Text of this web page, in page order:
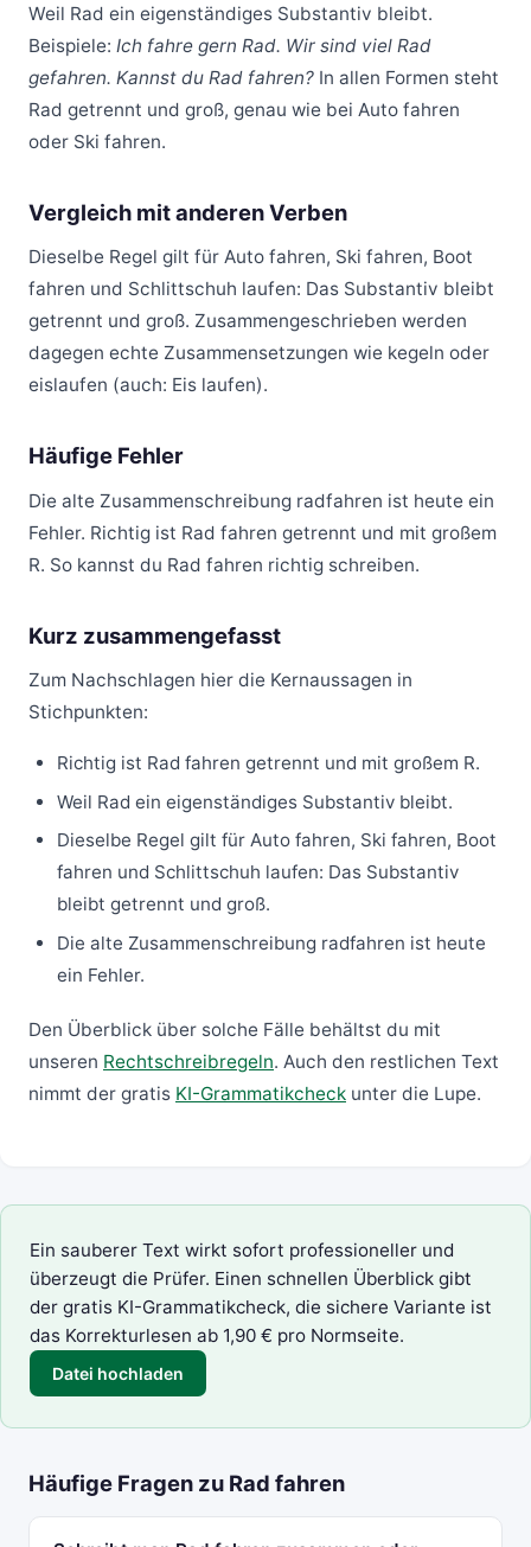
Weil Rad ein eigenständiges Substantiv bleibt.
Beispiele: Ich fahre gern Rad. Wir sind viel Rad
gefahren. Kannst du Rad fahren? In allen Formen steht
Rad getrennt und groß, genau wie bei Auto fahren
oder Ski fahren.
Vergleich mit anderen Verben
Dieselbe Regel gilt für Auto fahren, Ski fahren, Boot
fahren und Schlittschuh laufen: Das Substantiv bleibt
getrennt und groß. Zusammengeschrieben werden
dagegen echte Zusammensetzungen wie kegeln oder
eislaufen (auch: Eis laufen).
Häufige Fehler
Die alte Zusammenschreibung radfahren ist heute ein
Fehler. Richtig ist Rad fahren getrennt und mit großem
R. So kannst du Rad fahren richtig schreiben.
Kurz zusammengefasst
Zum Nachschlagen hier die Kernaussagen in
Stichpunkten:
Richtig ist Rad fahren getrennt und mit großem R.
Weil Rad ein eigenständiges Substantiv bleibt.
Dieselbe Regel gilt für Auto fahren, Ski fahren, Boot
fahren und Schlittschuh laufen: Das Substantiv
bleibt getrennt und groß.
Die alte Zusammenschreibung radfahren ist heute
ein Fehler.
Den Überblick über solche Fälle behältst du mit
unseren Rechtschreibregeln. Auch den restlichen Text
nimmt der gratis KI-Grammatikcheck unter die Lupe.
Ein sauberer Text wirkt sofort professioneller und
überzeugt die Prüfer. Einen schnellen Überblick gibt
der gratis KI-Grammatikcheck, die sichere Variante ist
das Korrekturlesen ab 1,90 € pro Normseite.
Datei hochladen
Häufige Fragen zu Rad fahren